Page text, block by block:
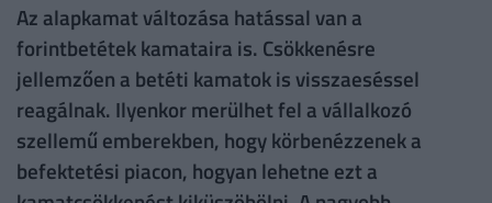
Az alapkamat változása hatással van a
forintbetétek kamataira is. Csökkenésre
jellemzően a betéti kamatok is visszaeséssel
reagálnak. Ilyenkor merülhet fel a vállalkozó
szellemű emberekben, hogy körbenézzenek a
befektetési piacon, hogyan lehetne ezt a